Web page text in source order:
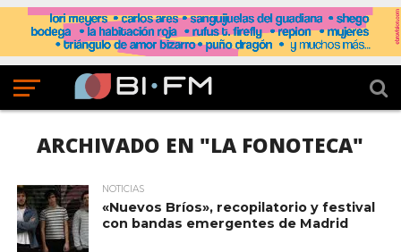
ARCHIVADO EN "LA FONOTECA"
NOTICIAS
«Nuevos Bríos», recopilatorio y festival
con bandas emergentes de Madrid